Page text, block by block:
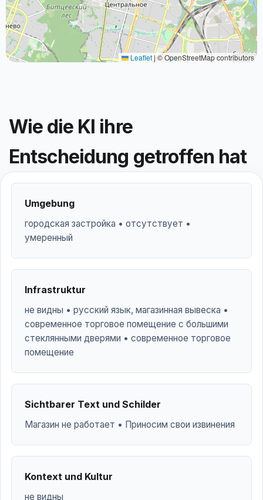
Leaflet |© OpenStreetMap contributors
Wie die KI ihre
Entscheidung getroffen hat
Umgebung
городская застройка • отсутствует •
умеренный
Infrastruktur
не видны • русский язык, магазинная вывеска •
современное торговое помещение с большими
стеклянными дверями • современное торговое
помещение
Sichtbarer Text und Schilder
Магазин не работает • Приносим свои извинения
Kontext und Kultur
не видны